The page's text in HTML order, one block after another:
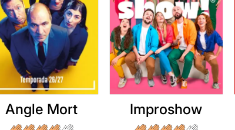
Angle Mort Improshow